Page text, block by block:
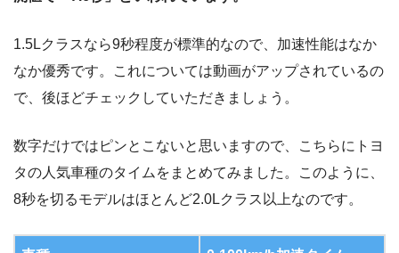
1.5Lクラスなら9秒程度が標準的なので、加速性能はなか
なか優秀です。これについては動画がアップされているの
で、後ほどチェックしていただきましょう。
数字だけではピンとこないと思いますので、こちらにトヨ
タの人気車種のタイムをまとめてみました。このように、
8秒を切るモデルはほとんど2.0Lクラス以上なのです。